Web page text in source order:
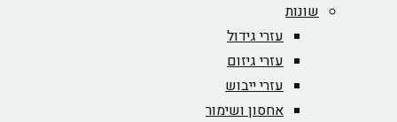
שונות
עזרי גידול
עזרי גיזום
עזרי ייבוש
אחסון ושימור